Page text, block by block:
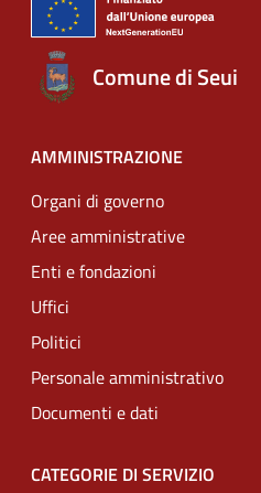
Comune di Seui
AMMINISTRAZIONE
Organi di governo
Aree amministrative
Enti e fondazioni
Uffici
Politici
Personale amministrativo
Documenti e dati
CATEGORIE DI SERVIZIO